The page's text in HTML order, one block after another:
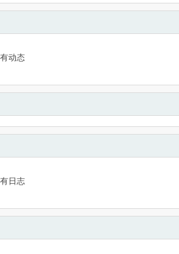
动态
日志